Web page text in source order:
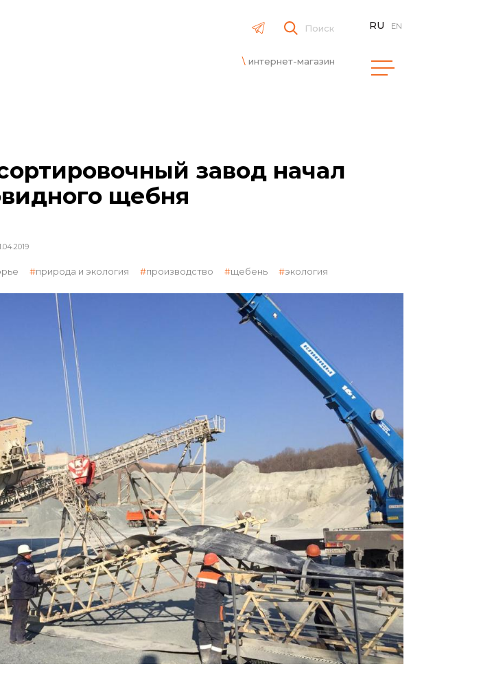
Поиск
интернет-магазин
RU EN
завод начал
щебня
природа и экология производство щебень экология